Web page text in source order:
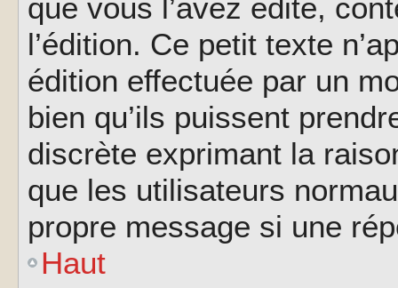
que vous l’avez édité,
l’édition. Ce petit texte
édition effectuée par un
bien qu’ils puissent
discrète exprimant la
que les utilisateurs
propre message si une
Haut